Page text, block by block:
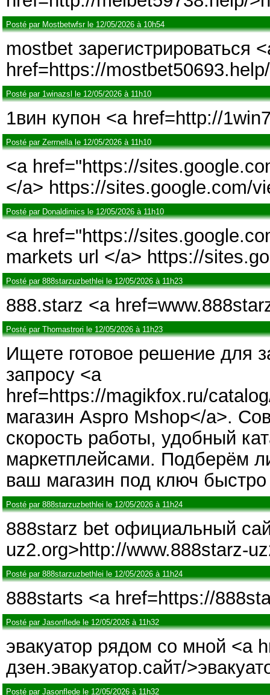
Posté par Mostbetwfsr le 12/05/2026 à 10h54
mostbet зарегистрироваться
href=https://
Posté par 1winazsl le 12/05/2026 à 11h10
1вин купон <a href=http://
Posté par Zerrnella le 12/05/2026 à 11h10
<a href="https://
</a> https://sites.google.com/
Posté par Donaldimics le 12/05/2026 à 11h10
<a href="https://
markets url </a> https://
Posté par 888starzuzbethlei le 12/05/2026 à 11h23
888.starz <a
Posté par Thomastrori le 12/05/2026 à 11h23
Ищете готовое решение для
запросу <a
href=https://magikfox.ru/
магазин Aspro Mshop</a>.
скорость работы, удобный
маркетплейсами. Подберём
ваш магазин под ключ
Posté par 888starzuzbethlei le 12/05/2026 à 11h24
888starz bet официальный
uz2.org>http://www.888starz-
Posté par 888starzuzbethlei le 12/05/2026 à 11h24
888starts <a href=https://
Posté par Jasonflede le 12/05/2026 à 11h32
эвакуатор рядом со мной <a
дзен.эвакуатор.сайт/
Posté par Jasonflede le 12/05/2026 à 11h32